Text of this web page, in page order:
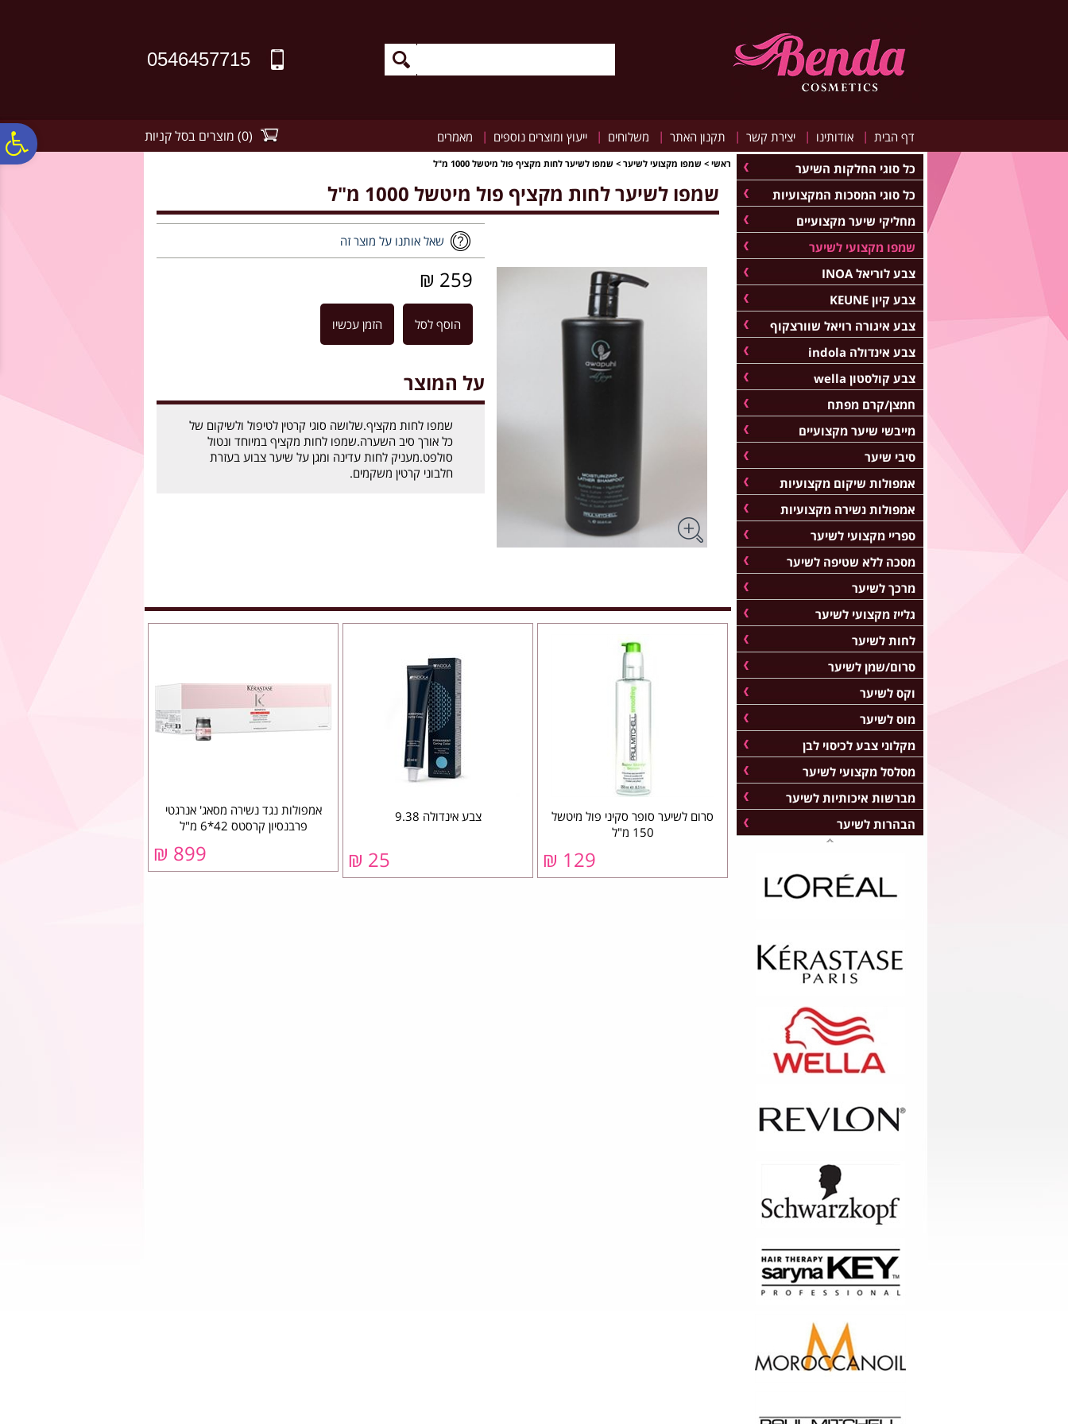
0546457715
דף הבית | אודותינו | יצירת קשר | תקנון האתר | משלוחים | ייעוץ ומוצרים נוספים | מאמרים (
0
) מוצרים בסל קניות
ראשי > שמפו מקצועי לשיער > שמפו לשיער לחות מקציף פול מיטשל 1000 מ"ל
שמפו לשיער לחות מקציף פול מיטשל 1000 מ"ל
שאל אותנו על מוצר זה
259 ₪
הוסף לסל הזמן עכשיו
על המוצר
שמפו לחות מקציף.שלושה סוגי קרטין לטיפול ולשיקום של
כל אורך סיב השערה.שמפו לחות מקציף במיוחד ונטול
סולפט.מעניק לחות עדינה ומגן על שיער צבוע בעזרת
חלבוני קרטין משקמים.
סרום לשיער סופר סקיני פול מיטשל
150 מ"ל
129 ₪
צבע אינדולה 9.38
25 ₪
אמפולות נגד נשירה מסאג' אנרגטי
פרבנסיון קרסטס 42*6 מ"ל
899 ₪
כל סוגי החלקות השיער
כל סוגי המסכות המקצועיות
מחליקי שיער מקצועיים
שמפו מקצועי לשיער
צבע לוריאל INOA
צבע קיון KEUNE
צבע איגורה רויאל שוורצקוף
צבע אינדולה indola
צבע קולסטון wella
חמצן/קרם מפתח
מייבשי שיער מקצועיים
סיבי שיער
אמפולות שיקום מקצועיות
אמפולות נשירה מקצועיות
ספריי מקצועי לשיער
מסכה ללא שטיפה לשיער
מרכך לשיער
גלייז מקצועי לשיער
לחות לשיער
סרום/שמן לשיער
וקס לשיער
מוס לשיער
מקלוני צבע לכיסוי לבן
מסלסל מקצועי לשיער
מברשות איכותיות לשיער
הבהרות לשיער